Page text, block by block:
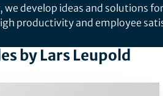
we develop ideas and solutions
productivity and employee
by Lars Leupold